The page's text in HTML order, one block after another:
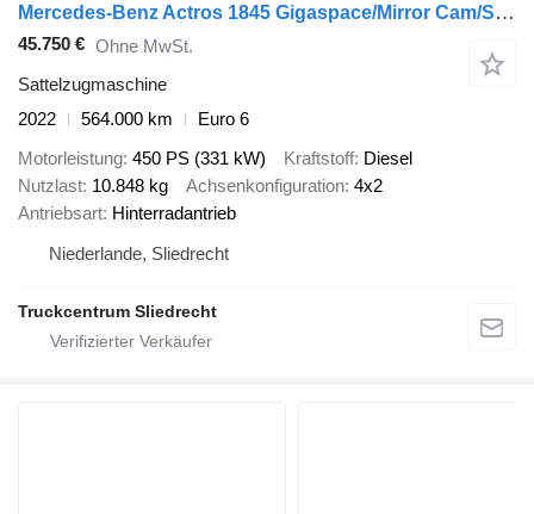
Mercedes-Benz Actros 1845 Gigaspace/Mirror Cam/Skirts/Night airco/
45.750 € Ohne MwSt.
Sattelzugmaschine
2022
564.000 km
Euro 6
Motorleistung 450 PS (331 kW) Kraftstoff Diesel
Nutzlast 10.848 kg Achsenkonfiguration 4x2
Antriebsart Hinterradantrieb
Niederlande, Sliedrecht
Truckcentrum Sliedrecht